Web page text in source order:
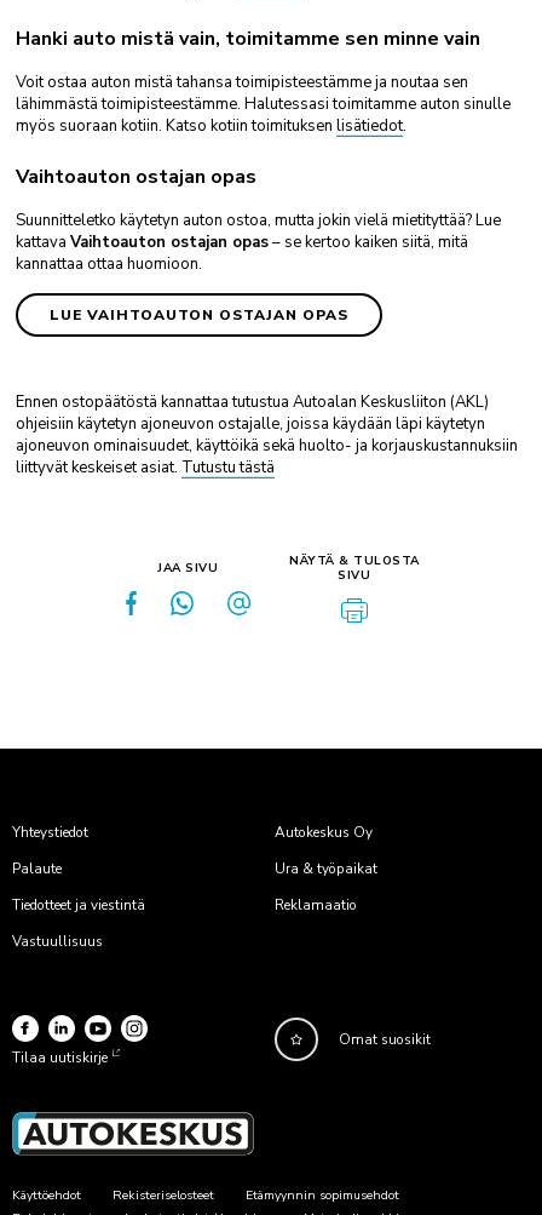
Hanki auto mistä vain, toimitamme sen minne vain
Voit ostaa auton mistä tahansa toimipisteestämme ja noutaa sen
lähimmästä toimipisteestämme. Halutessasi toimitamme auton sinulle
myös suoraan kotiin. Katso kotiin toimituksen lisätiedot.
Vaihtoauton ostajan opas
Suunnitteletko käytetyn auton ostoa, mutta jokin vielä mietityttää? Lue
kattava Vaihtoauton ostajan opas– se kertoo kaiken siitä, mitä
kannattaa ottaa huomioon.
LUE VAIHTOAUTON OSTAJAN OPAS
Ennen ostopäätöstä kannattaa tutustua Autoalan Keskusliiton (AKL)
ohjeisiin käytetyn ajoneuvon ostajalle, joissa käydään läpi käytetyn
ajoneuvon ominaisuudet, käyttöikä sekä huolto- ja korjauskustannuksiin
liittyvät keskeiset asiat. Tutustu tästä
JAA SIVU
NÄYTÄ & TULOSTA
SIVU
Yhteystiedot
Autokeskus Oy
Palaute
Ura & työpaikat
Tiedotteet ja viestintä
Reklamaatio
Vastuullisuus
Tilaa uutiskirje
Omat suosikit
Käyttöehdot Rekisteriselosteet
Etämyynnin sopimusehdot